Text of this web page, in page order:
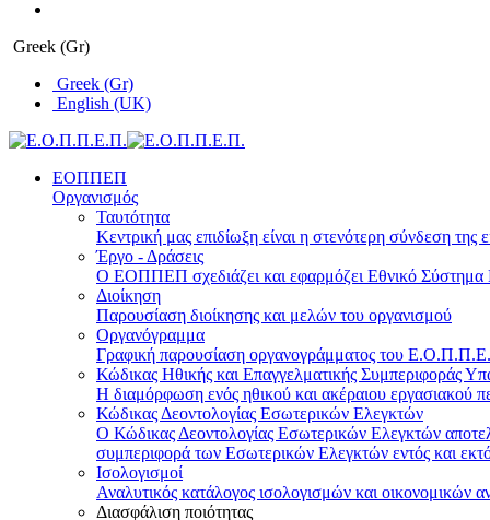
Greek (Gr)
Greek (Gr)
English (UK)
ΕΟΠΠΕΠ
Οργανισμός
Ταυτότητα
Κεντρική μας επιδίωξη είναι η στενότερη σύνδεση της
Έργο - Δράσεις
Ο ΕΟΠΠΕΠ σχεδιάζει και εφαρμόζει Eθνικό Σύστημα
Διοίκηση
Παρουσίαση διοίκησης και μελών του οργανισμού
Οργανόγραμμα
Γραφική παρουσίαση οργανογράμματος του
Κώδικας Ηθικής και Επαγγελματικής Συμπεριφοράς
Η διαμόρφωση ενός ηθικού και ακέραιου εργασιακού
Κώδικας Δεοντολογίας Εσωτερικών Ελεγκτών
Ο Κώδικας Δεοντολογίας Εσωτερικών Ελεγκτών
συμπεριφορά των Εσωτερικών Ελεγκτών εντός και
Ισολογισμοί
Αναλυτικός κατάλογος ισολογισμών και οικονομικών
Διασφάλιση ποιότητας